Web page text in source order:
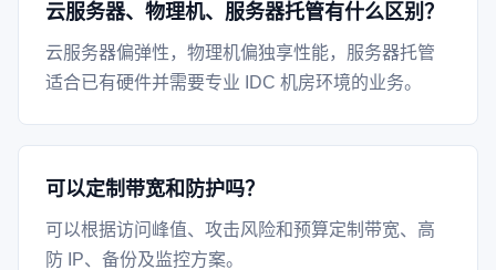
云服务器、物理机、服务器托管有什么区别？
云服务器偏弹性，物理机偏独享性能，服务器托管
适合已有硬件并需要专业 IDC 机房环境的业务。
可以定制带宽和防护吗？
可以根据访问峰值、攻击风险和预算定制带宽、高
防 IP、备份及监控方案。